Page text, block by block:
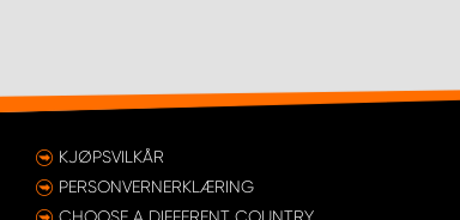
KJØPSVILKÅR
PERSONVERNERKLÆRING